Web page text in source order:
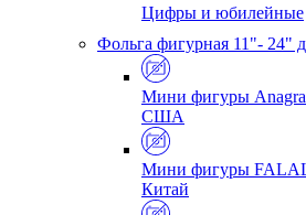
Цифры и юбилейные
Фольга фигурная 11"- 24"
Мини фигуры
США
Мини фигуры
Китай